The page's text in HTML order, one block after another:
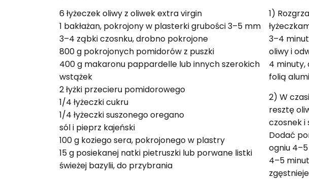
6 łyżeczek oliwy z oliwek extra virgin
1 bakłażan, pokrojony w plasterki grubości 3–5 mm
3–4 ząbki czosnku, drobno pokrojone
800 g pokrojonych pomidorów z puszki
400 g makaronu pappardelle lub innych szerokich
wstążek
2 łyżki przecieru pomidorowego
1/4 łyżeczki cukru
1/4 łyżeczki suszonego oregano
sól i pieprz kajeński
100 g koziego sera, pokrojonego w plastry
15 g posiekanej natki pietruszki lub porwane listki
świeżej bazylii, do przybrania
1)
3–4
oliwy i
4 minuty,
folią
2) W
resztę
czosnek i
Dodać
ogniu
4–5